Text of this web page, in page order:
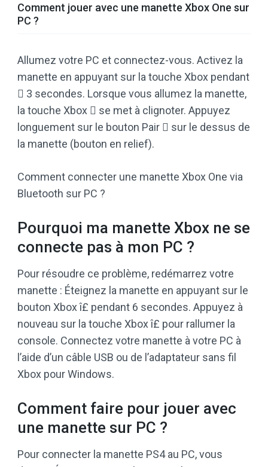
Comment jouer avec une manette Xbox One sur
PC ?
Allumez votre PC et connectez-vous. Activez la
manette en appuyant sur la touche Xbox pendant
 3 secondes. Lorsque vous allumez la manette,
la touche Xbox  se met à clignoter. Appuyez
longuement sur le bouton Pair  sur le dessus de
la manette (bouton en relief).
Comment connecter une manette Xbox One via
Bluetooth sur PC ?
Pourquoi ma manette Xbox ne se
connecte pas à mon PC ?
Pour résoudre ce problème, redémarrez votre
manette : Éteignez la manette en appuyant sur le
bouton Xbox î£ pendant 6 secondes. Appuyez à
nouveau sur la touche Xbox î£ pour rallumer la
console. Connectez votre manette à votre PC à
l’aide d’un câble USB ou de l’adaptateur sans fil
Xbox pour Windows.
Comment faire pour jouer avec
une manette sur PC ?
Pour connecter la manette PS4 au PC, vous